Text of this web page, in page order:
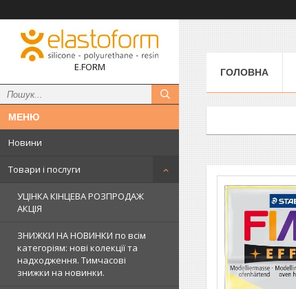
E.FORM
Новини
Товари і послуги
УЦІНКА КІНЦЕВА РОЗПРОДАЖ
АКЦІЯ
ЗНИЖКИ НА НОВИНКИ по всім
категоріям: нові колекцїї та
надходження. Тимчасові
знижки на новинки.
ГОЛОВНА